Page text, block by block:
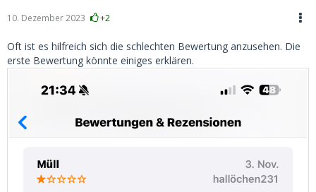
10. Dezember 2023 +2
Oft ist es hilfreich sich die schlechten Bewertung anzusehen. Die
erste Bewertung könnte einiges erklären.